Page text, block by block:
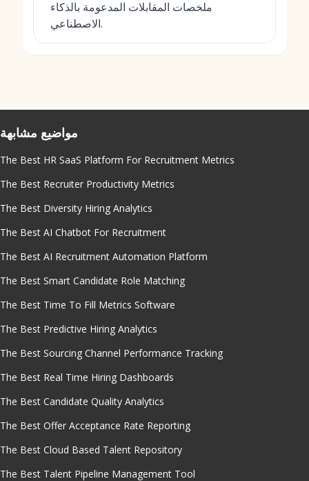
ملخصات المقابلات المدعومة بالذكاء
الاصطناعي.
مواضيع مشابهة
The Best HR SaaS Platform For Recruitment Metrics
The Best Recruiter Productivity Metrics
The Best Diversity Hiring Analytics
The Best AI Chatbot For Recruitment
The Best AI Recruitment Automation Platform
The Best Smart Candidate Role Matching
The Best Time To Fill Metrics Software
The Best Predictive Hiring Analytics
The Best Sourcing Channel Performance Tracking
The Best Real Time Hiring Dashboards
The Best Candidate Quality Analytics
The Best Offer Acceptance Rate Reporting
The Best Cloud Based Talent Repository
The Best Talent Pipeline Management Tool